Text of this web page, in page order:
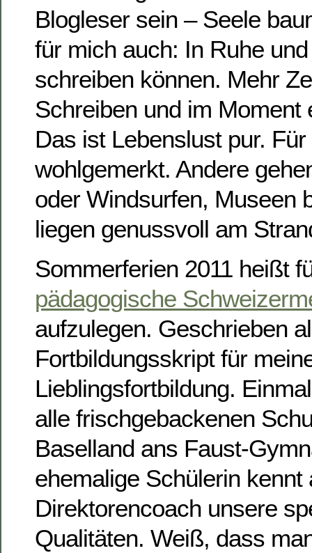
Blogleser sein – Seele
für mich auch: In Ruhe
schreiben können. Mehr
Schreiben und im Moment
Das ist Lebenslust pur.
wohlgemerkt. Andere
oder Windsurfen, Museen
liegen genussvoll am
Sommerferien 2011 heißt
pädagogische
aufzulegen. Geschrieben
Fortbildungsskript für
Lieblingsfortbildung.
alle frischgebackenen
Baselland ans Faust-
ehemalige Schülerin kennt
Direktorencoach unsere
Qualitäten. Weiß, dass